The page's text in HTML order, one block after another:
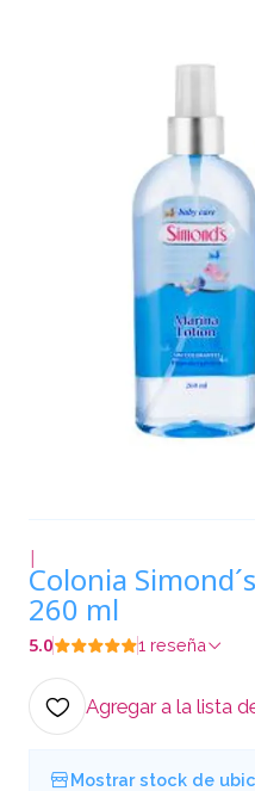
|
Colonia
260 ml
5.0 1 reseña
Agregar a la lista
Mostrar stock de